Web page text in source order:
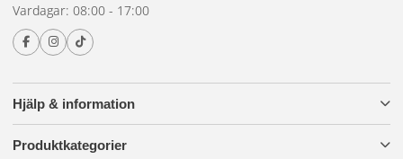
Kontrollera alltid att belysningen du väljer har tillräcklig IP-
klassning. IP67 klarar tillfällig nedsänkning. IP68 klarar
kontinuerlig nedsänkning. För marin användning
rekommenderar vi minst IP67.
Frågor om belysning för din båt?Kontakta oss.
Hjälp & information
Produktkategorier
Vardagar: 08:00 - 17:00